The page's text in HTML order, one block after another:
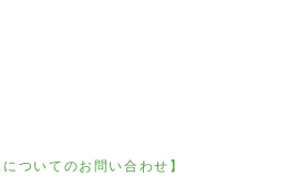
ついてのお問い合わせ】